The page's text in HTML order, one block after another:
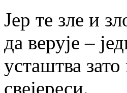
Јер те зле и
да верује –
усташтва
свејереси.